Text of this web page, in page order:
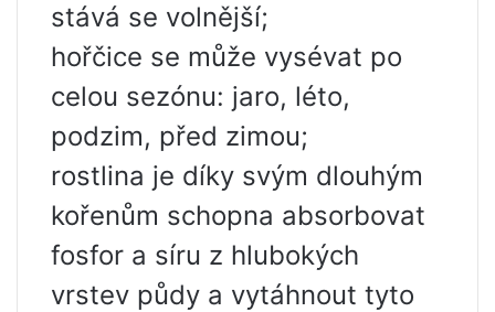
stává se volnější;
hořčice se může vysévat po
celou sezónu: jaro, léto,
podzim, před zimou;
rostlina je díky svým dlouhým
kořenům schopna absorbovat
fosfor a síru z hlubokých
vrstev půdy a vytáhnout tyto